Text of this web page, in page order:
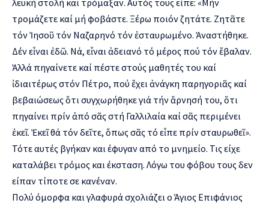
τρομάζετε καί μή φοβάστε. Ξέρω ποιόν ζητάτε. Ζητᾶτε
τόν Ἰησοῦ τόν Ναζαρηνό τόν ἐσταυρωμένο. Ἀναστήθηκε.
Δέν εἶναι ἐδῶ. Νά, εἶναι ἀδειανό τό μέρος πού τόν ἔβαλαν.
Ἀλλά πηγαίνετε καί πέστε στούς μαθητές του καί
ἰδιαιτέρως στόν Πέτρο, πού ἔχει ἀνάγκη παρηγοριᾶς καί
βεβαιώσεως ὅτι συγχωρήθηκε γιά τήν ἄρνησή του, ὅτι
πηγαίνει πρίν ἀπό σᾶς στή Γαλλιλαία καί σᾶς περιμένει
ἐκεῖ. Ἐκεῖ θά τόν δεῖτε, ὅπως σᾶς τό εἶπε πρίν σταυρωθεῖ».
Τότε αυτές βγήκαν και έφυγαν από το μνημείο. Τις είχε
καταλάβει τρόμος και έκσταση. Λόγω του φόβου τους δεν
είπαν τίποτε σε κανέναν.
Πολύ όμορφα και γλαφυρά σχολιάζει ο Άγιος Επιφάνιος